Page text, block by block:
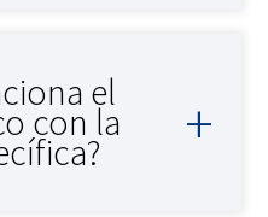
el
con la